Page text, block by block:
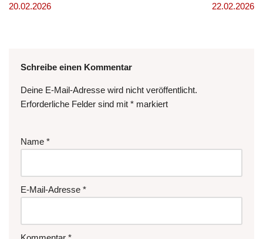
20.02.2026 22.02.2026
Schreibe einen Kommentar
Deine E-Mail-Adresse wird nicht veröffentlicht.
Erforderliche Felder sind mit * markiert
Name *
E-Mail-Adresse *